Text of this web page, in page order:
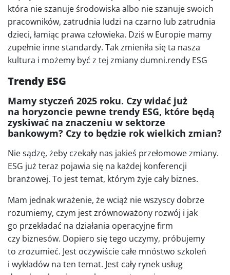
która nie szanuje środowiska albo nie szanuje swoich
pracowników, zatrudnia ludzi na czarno lub zatrudnia
dzieci, łamiąc prawa człowieka. Dziś w Europie mamy
zupełnie inne standardy. Tak zmieniła się ta nasza
kultura i możemy być z tej zmiany dumni.rendy ESG
Trendy ESG
Mamy styczeń 2025 roku. Czy widać już
na horyzoncie pewne trendy ESG, które będą
zyskiwać na znaczeniu w sektorze
bankowym? Czy to będzie rok wielkich zmian?
Nie sądzę, żeby czekały nas jakieś przełomowe zmiany.
ESG już teraz pojawia się na każdej konferencji
branżowej. To jest temat, którym żyje cały biznes.
Mam jednak wrażenie, że wciąż nie wszyscy dobrze
rozumiemy, czym jest zrównoważony rozwój i jak
go przekładać na działania operacyjne firm
czy biznesów. Dopiero się tego uczymy, próbujemy
to zrozumieć. Jest oczywiście całe mnóstwo szkoleń
i wykładów na ten temat. Jest cały rynek usług